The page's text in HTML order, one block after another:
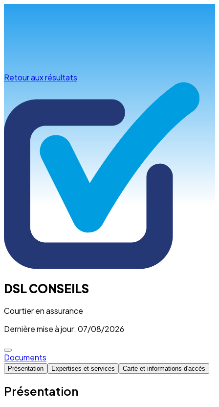
Retour aux résultats
DSL CONSEILS
Courtier en assurance
Dernière mise à jour: 07/08/2026
Documents
Présentation Expertises et services Carte et informations d'accès
Présentation